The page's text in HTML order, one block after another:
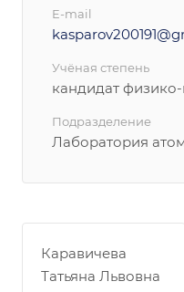
E-mail
Учёная степень
кандидат
Подразделение
Лаборатория
Каравичева
Татьяна Львовна